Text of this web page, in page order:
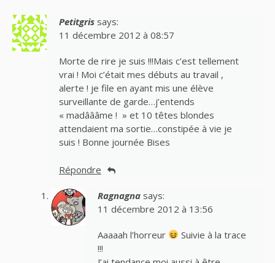
Petitgris says:
11 décembre 2012 à 08:57
Morte de rire je suis !!!Mais c’est tellement
vrai ! Moi c’était mes débuts au travail ,
alerte ! je file en ayant mis une élève
surveillante de garde…j’entends
« madâââme ! » et 10 têtes blondes
attendaient ma sortie…constipée à vie je
suis ! Bonne journée Bises
Répondre
Ragnagna says:
11 décembre 2012 à 13:56
Aaaaah l’horreur
Suivie à la trace
!!!